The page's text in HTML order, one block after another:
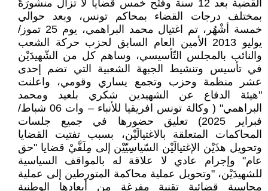
القضية بعد 12 سنة وفَتْح خمس قضايا لا تزال منشورَةً
بمختلف درجات القضاء بمحاكم تونس، وبعد حوالي
خمسة أشْهُر، تم اغتيال محمد البراهمي، يوم 25 تموز/
يوليو 2013 الأمين العام السابق لحزب حركة الشعب
والنائب بالمجلس التّأسيسي، وساهم كل من الشّهيدَيْن
في تأسيس وتنشيط الجبهة الشعبية التي تضم إحدى
عشر منظمة وحزب وتجمع يساري وقومي، واعلنت
"هيئة الدفاع عن الشهيدين شكري بلعيد ومحمد
البراهمي" ( وكالة تونس افريقيا للأنباء – وات 06 شباط/
فبراير 2025) تعليق حضورها في جميع جلسات
المحاكمات المتعلقة بالاغتيالَيْن، بسبب تفتيت القضايا
وتحويل هذَيْن الإغتيالَيْن السّياسِيّيْن إلى مِلَفَّيْ قضايا "حق
عام" وإجرام عادي لا علاقة له بالمواقف السياسية
للشهيدَيْن، "وتحويل عملية محاكمة المتورطين إلى عملية
محاسبة قضائية تقنية مفرغة من أبعادها الوطنية